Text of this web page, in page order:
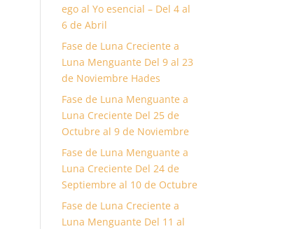
ego al Yo esencial – Del 4 al
6 de Abril
Fase de Luna Creciente a
Luna Menguante Del 9 al 23
de Noviembre Hades
Fase de Luna Menguante a
Luna Creciente Del 25 de
Octubre al 9 de Noviembre
Fase de Luna Menguante a
Luna Creciente Del 24 de
Septiembre al 10 de Octubre
Fase de Luna Creciente a
Luna Menguante Del 11 al